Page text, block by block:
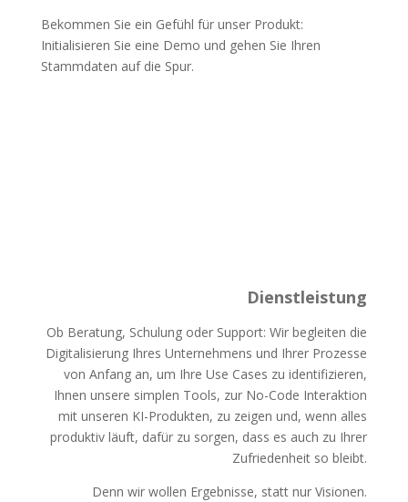
Bekommen Sie ein Gefühl für unser Produkt:
Initialisieren Sie eine Demo und gehen Sie Ihren
Stammdaten auf die Spur.
Dienstleistung
Ob Beratung, Schulung oder Support: Wir begleiten die
Digitalisierung Ihres Unternehmens und Ihrer Prozesse
von Anfang an, um Ihre Use Cases zu identifizieren,
Ihnen unsere simplen Tools, zur No-Code Interaktion
mit unseren KI-Produkten, zu zeigen und, wenn alles
produktiv läuft, dafür zu sorgen, dass es auch zu Ihrer
Zufriedenheit so bleibt.
Denn wir wollen Ergebnisse, statt nur Visionen.